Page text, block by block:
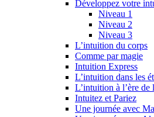
Développez votre
Niveau 1
Niveau 2
Niveau 3
L’intuition du corps
Comme par magie
Intuition Express
L’intuition dans les
L’intuition à l’ère
Intuitez et Pariez
Une journée avec